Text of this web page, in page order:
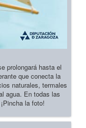
prolongará hasta el
que conecta la
naturales, termales
agua. En todas las
la foto!